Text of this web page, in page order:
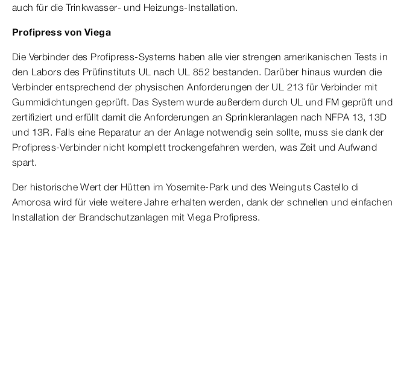
auch für die Trinkwasser- und Heizungs-Installation.
Profipress von Viega
Die Verbinder des Profipress-Systems haben alle vier strengen amerikanischen Tests in
den Labors des Prüfinstituts UL nach UL 852 bestanden. Darüber hinaus wurden die
Verbinder entsprechend der physischen Anforderungen der UL 213 für Verbinder mit
Gummidichtungen geprüft. Das System wurde außerdem durch UL und FM geprüft und
zertifiziert und erfüllt damit die Anforderungen an Sprinkleranlagen nach NFPA 13, 13D
und 13R. Falls eine Reparatur an der Anlage notwendig sein sollte, muss sie dank der
Profipress-Verbinder nicht komplett trockengefahren werden, was Zeit und Aufwand
spart.
Der historische Wert der Hütten im Yosemite-Park und des Weinguts Castello di
Amorosa wird für viele weitere Jahre erhalten werden, dank der schnellen und einfachen
Installation der Brandschutzanlagen mit Viega Profipress.